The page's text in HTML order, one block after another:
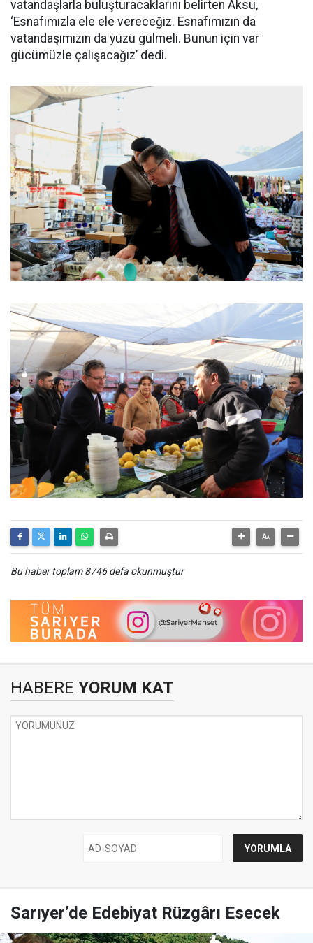
vatandaşlarla buluşturacaklarını belirten Aksu,
‘Esnafımızla ele ele vereceğiz. Esnafımızın da
vatandaşımızın da yüzü gülmeli. Bunun için var
gücümüzle çalışacağız’ dedi.
Bu haber toplam 8746 defa okunmuştur
HABERE YORUM KAT
Sarıyer’de Edebiyat Rüzgârı Esecek